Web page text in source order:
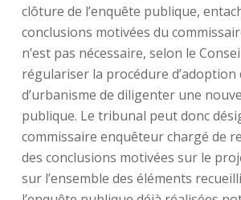
clôture de l’enquête publique,
conclusions motivées du
n’est pas nécessaire, selon le
régulariser la procédure d’adoption
d’urbanisme de diligenter une
publique. Le tribunal peut donc
commissaire enquêteur chargé de
des conclusions motivées sur le
sur l’ensemble des éléments